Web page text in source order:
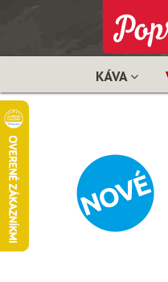
KÁVA